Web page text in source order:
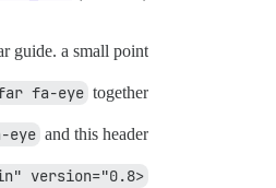
guide. a small point:
fa-eye together?
eye and this header:
<script type="text/discourse-plugin" version="0.8">